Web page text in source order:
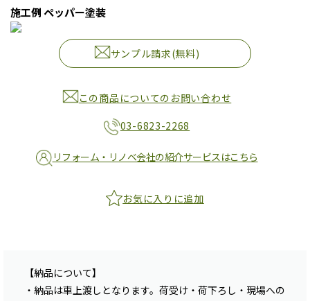
施工例 ペッパー塗装
サンプル請求(無料)
この商品についてのお問い合わせ
03-6823-2268
リフォーム・リノベ会社の紹介サービスはこちら
お気に入りに追加
【納品について】
・納品は車上渡しとなります。荷受け・荷下ろし・現場への